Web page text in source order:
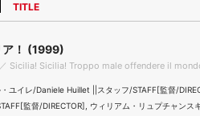
TITLE
ア！ (1999)
Sicilia! Sicilia! Troppo male offendere il
・ユイレ/Daniele Huillet ||スタッフ/STAFF[監督/
監督/DIRECTOR], ウィリアム・リュプチャン